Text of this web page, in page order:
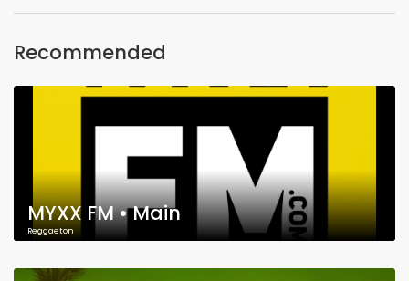
Recommended
MYXX FM • Main
Reggaeton